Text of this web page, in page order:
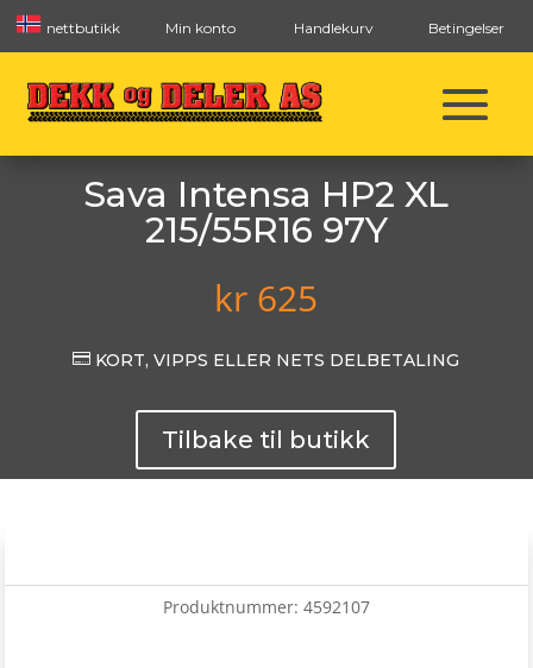
nettbutikk Min konto Handlekurv Betingelser
Sava Intensa HP2 XL
215/55R16 97Y
kr 625
 KORT, VIPPS ELLER NETS DELBETALING
Tilbake til butikk
Produktnummer: 4592107